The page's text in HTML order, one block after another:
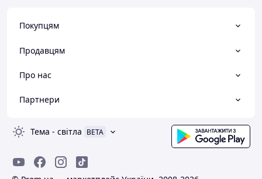
Покупцям
Продавцям
Про нас
Партнери
Тема - світла BETA